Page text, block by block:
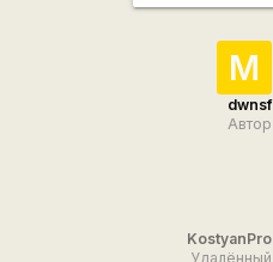
М
dwnsf
Автор
KostyanPro
Удалённый